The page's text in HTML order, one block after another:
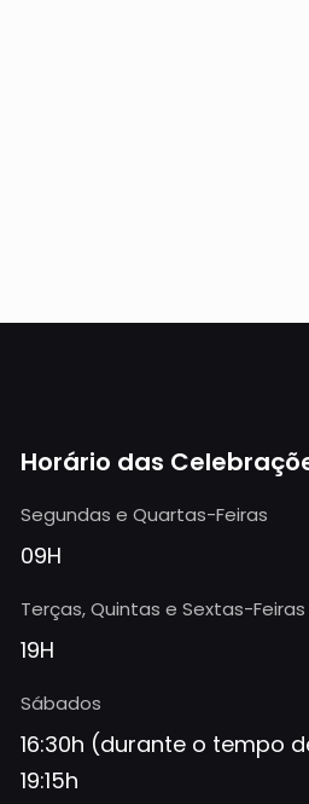
Horário das
Segundas e Quartas-Feiras
09H
Terças, Quintas e Sextas-Feiras
19H
Sábados
16:30h (durante o tempo
19:15h